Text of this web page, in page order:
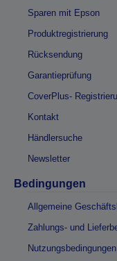
Sparen mit Epson
Produktregistrierung
Rücksendung
Garantieprüfung
CoverPlus-
Kontakt
Händlersuche
Newsletter
Bedingungen
Allgemeine
Zahlungs- und
Nutzungsbedingungen